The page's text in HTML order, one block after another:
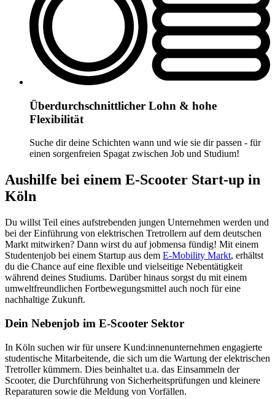
Überdurchschnittlicher Lohn & hohe
Flexibilität
Suche dir deine Schichten wann und wie sie dir passen - für
einen sorgenfreien Spagat zwischen Job und Studium!
Aushilfe bei einem E-Scooter Start-up in
Köln
Du willst Teil eines aufstrebenden jungen Unternehmen werden und
bei der Einführung von elektrischen Tretrollern auf dem deutschen
Markt mitwirken? Dann wirst du auf jobmensa fündig! Mit einem
Studentenjob bei einem Startup aus dem E-Mobility Markt, erhältst
du die Chance auf eine flexible und vielseitige Nebentätigkeit
während deines Studiums. Darüber hinaus sorgst du mit einem
umweltfreundlichen Fortbewegungsmittel auch noch für eine
nachhaltige Zukunft.
Dein Nebenjob im E-Scooter Sektor
In Köln suchen wir für unsere Kund:innenunternehmen engagierte
studentische Mitarbeitende, die sich um die Wartung der elektrischen
Tretroller kümmern. Dies beinhaltet u.a. das Einsammeln der
Scooter, die Durchführung von Sicherheitsprüfungen und kleinere
Reparaturen sowie die Meldung von Vorfällen.